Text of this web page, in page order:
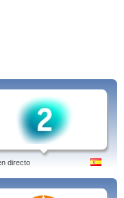
programas
autonómica de Galicia TVG
y algunos por la
el programa “Escoba!” es
las protagonistas son cinco
ciudad para jugar a las
que destaca, también
como las de antes, y cuyo
un pueblo de la costa de
intriga y pasión. TVG en
directo